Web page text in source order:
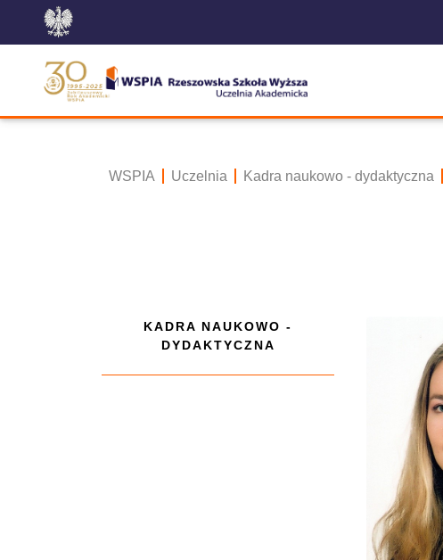
WSPIA Uczelnia Kadra naukowo - dydaktyczna
KADRA NAUKOWO -
DYDAKTYCZNA